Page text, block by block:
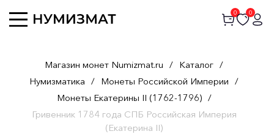
0 0
Магазин монет Numizmat.ru / Каталог /
Нумизматика / Монеты Российской Империи /
Монеты Екатерины II (1762-1796) /
Гривенник 1784 года СПБ Российская Империя
(Екатерина II)